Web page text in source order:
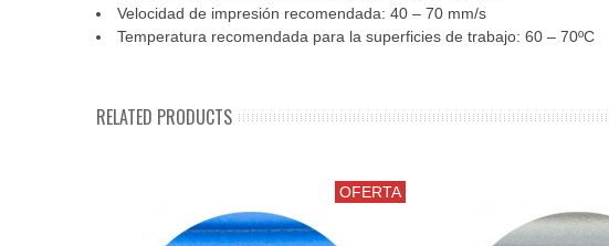
Velocidad de impresión recomendada: 40 – 70 mm/s
Temperatura recomendada para la superficies de trabajo: 60 – 70ºC
RELATED PRODUCTS
OFERTA